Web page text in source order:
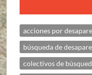
acciones por
búsqueda de
colectivos de